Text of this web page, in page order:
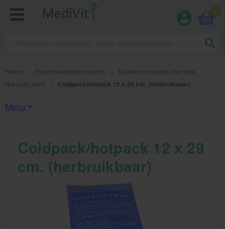
0
Home Fysiotherapieproducten Koude en warmte therapie
Hot cold pack
Coldpack/hotpack 12 x 29 cm. (herbruikbaar)
Menu
Fysiotherapieproducten
Oefentherapie
Koude en warmte therapie
Anatomie posters en skeletten
Meten en testen
Coldpack/hotpack 12 x 29
cm. (herbruikbaar)